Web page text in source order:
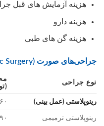
هزینه آزمایش های قبل
هزینه دارو
هزینه گن های طبی
جراحی‌های صورت (Facial Plastic Surgery)
نوع جراحی
رینوپلاستی (عمل بینی) ۶۰ تا ۱۸۰ میلیون
رینوپلاستی ترمیمی ۹۰ تا ۲۲۰ میلیون